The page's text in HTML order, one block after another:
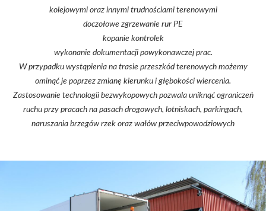
kolejowymi oraz innymi trudnościami terenowymi
doczołowe zgrzewanie rur PE
kopanie kontrolek
wykonanie dokumentacji powykonawczej prac.
W przypadku wystąpienia na trasie przeszkód terenowych możemy
ominąć je poprzez zmianę kierunku i głębokości wiercenia.
Zastosowanie technologii bezwykopowych pozwala uniknąć ograniczeń
ruchu przy pracach na pasach drogowych, lotniskach, parkingach,
naruszania brzegów rzek oraz wałów przeciwpowodziowych